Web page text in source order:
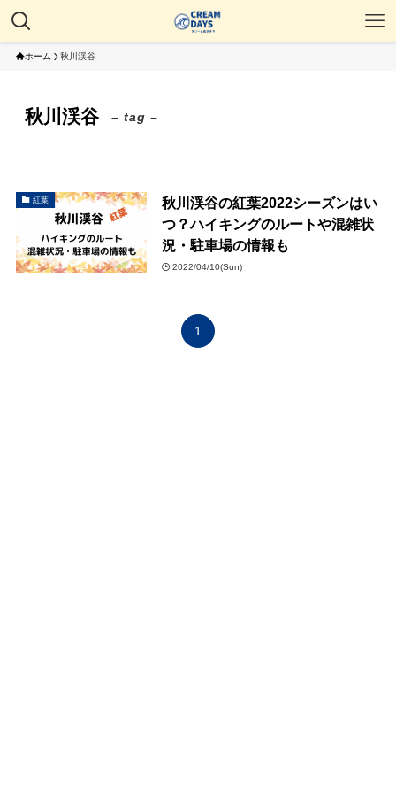
ホーム 秋川渓谷
秋川渓谷 – tag –
紅葉
秋川渓谷の紅葉2022シーズンはい
つ？ハイキングのルートや混雑状
況・駐車場の情報も
2022/04/10(Sun)
1